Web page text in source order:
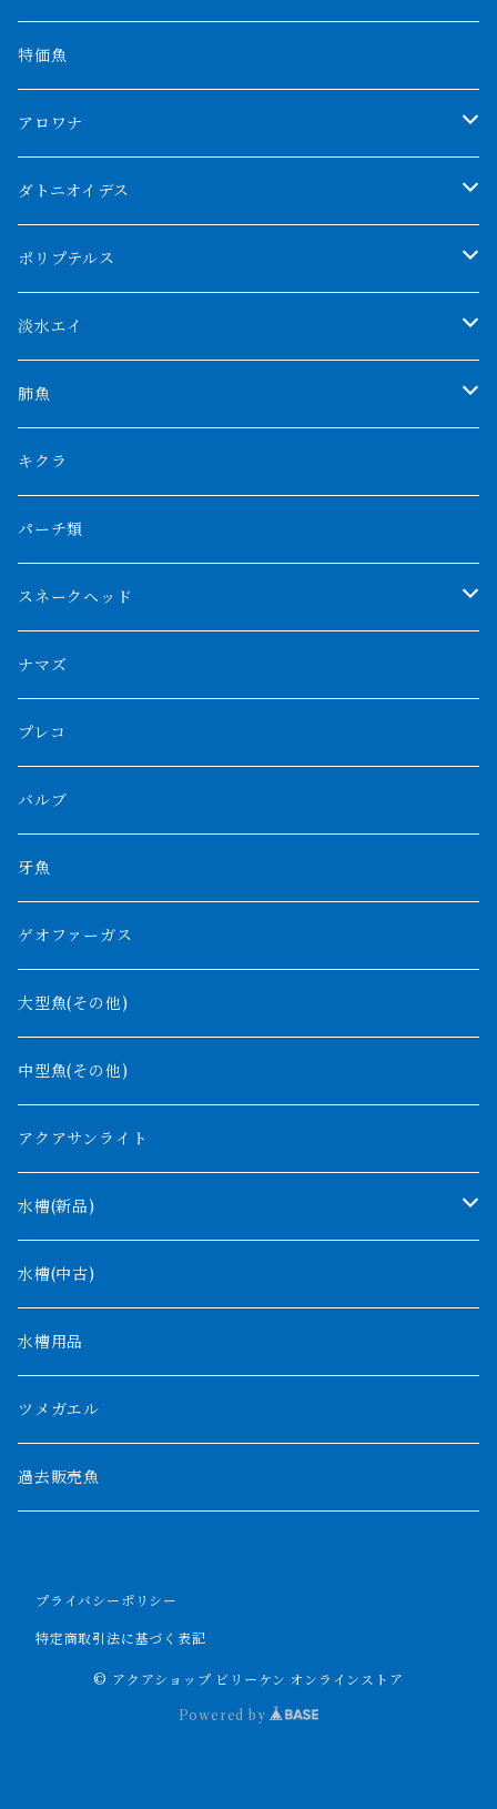
特価魚
アロワナ
クンパイ
アブソリュートレッド
AGUS スーパーレッドF4
特殊アロワナ
厳選 過背金龍
フルゴールデンクロスバック
ブルーベースクロスバック
BILLY-KENオリジナルブランド紅龍
チョッパーレッド
ブルレッド
その他アジアアロワナ
特殊個体
紅龍
バンジャール
シルバーアロワナ
ブラックアロワナ
ノーザンバラムンディ
その他アロワナ
ダトニオイデス
シャムタイガー
特殊ダトニオ
ダトニオプラスワン
リアルバンド
フォークバンド
フォーバータイガー
メニーバータイガー
ニューギニアダトニオ
ポリプテルス
モンスターポリプ
特殊ポリプ
プラチナ個体
ショート個体
ハイブリッドポリプ
エンドリケリー
ギニア
ナイジェリア
ナイルビチャー
ナポレオンビチャー
バロ川
ビキールビキール
トゥルカナ湖
オモ川
タンガニーカビチャー
アンソルギー
コウロントン
ラプラディ
ギニア
ナイジェリア
コンギクス
オルナティピンニス
コンゴ
タンガニーカ
ウィークシー
モケレンベンベ
デルヘッジ
ザイールグリーン
パルマス
ポーリー
セネガルス
ナイル川
ブリードポリプ
エンドリケリー
淡水エイ
シナガワダイヤ
ダイヤモンドポルカ
クロコダイル
その他淡水エイ
肺魚
ネオケラ
その他肺魚
キクラ
パーチ類
スネークヘッド
チャンナバルカ
大型スネークヘッド
中型スネークヘッド
小型スネークヘッド
ナマズ
プレコ
バルブ
牙魚
ゲオファーガス
大型魚(その他)
中型魚(その他)
アクアサンライト
水槽(新品)
1200mm以下
1500mm
1800mm
2000mm以上
水槽(中古)
水槽用品
ツメガエル
過去販売魚
プライバシーポリシー
特定商取引法に基づく表記
© アクアショップ ビリーケン オンラインストア
Powered by